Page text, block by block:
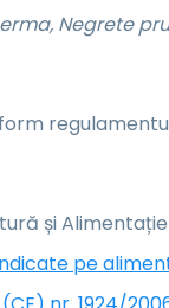
Negrete
și
pe